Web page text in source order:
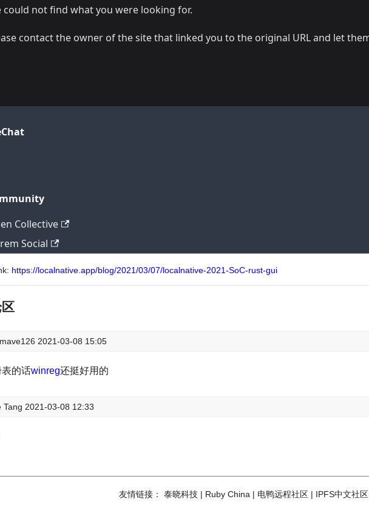
https://localnative.app/blog/2021/03/07/localnative-2021-SoC-rust-gui
2021-03-08 15:05
的话winreg还挺好用的
Tang 2021-03-08 12:33
友情链接： 泰晓科技| Ruby China | 电鸭远程社区| IPFS中文社区